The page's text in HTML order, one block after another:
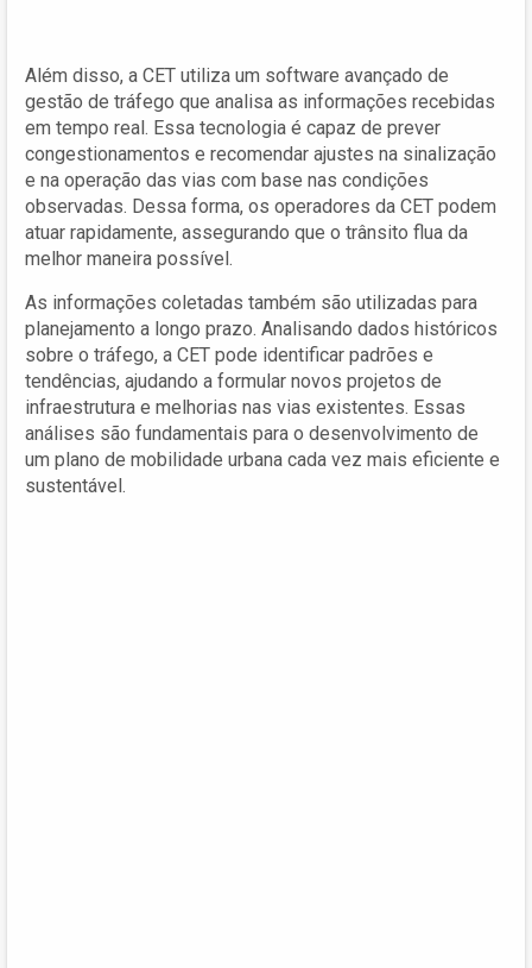
Além disso, a CET utiliza um software avançado de
gestão de tráfego que analisa as informações recebidas
em tempo real. Essa tecnologia é capaz de prever
congestionamentos e recomendar ajustes na sinalização
e na operação das vias com base nas condições
observadas. Dessa forma, os operadores da CET podem
atuar rapidamente, assegurando que o trânsito flua da
melhor maneira possível.
As informações coletadas também são utilizadas para
planejamento a longo prazo. Analisando dados históricos
sobre o tráfego, a CET pode identificar padrões e
tendências, ajudando a formular novos projetos de
infraestrutura e melhorias nas vias existentes. Essas
análises são fundamentais para o desenvolvimento de
um plano de mobilidade urbana cada vez mais eficiente e
sustentável.